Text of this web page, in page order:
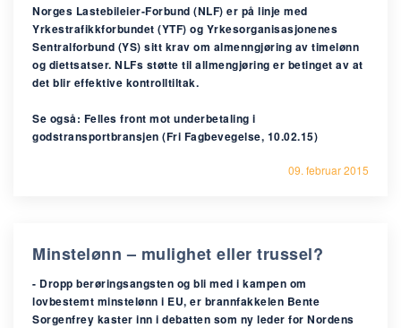
Norges Lastebileier-Forbund (NLF) er på linje med
Yrkestrafikkforbundet (YTF) og Yrkesorganisasjonenes
Sentralforbund (YS) sitt krav om almenngjøring av timelønn
og diettsatser. NLFs støtte til allmengjøring er betinget av at
det blir effektive kontrolltiltak.
Se også: Felles front mot underbetaling i
godstransportbransjen (Fri Fagbevegelse, 10.02.15)
09. februar 2015
Minstelønn – mulighet eller trussel?
- Dropp berøringsangsten og bli med i kampen om
lovbestemt minstelønn i EU, er brannfakkelen Bente
Sorgenfrey kaster inn i debatten som ny leder for Nordens